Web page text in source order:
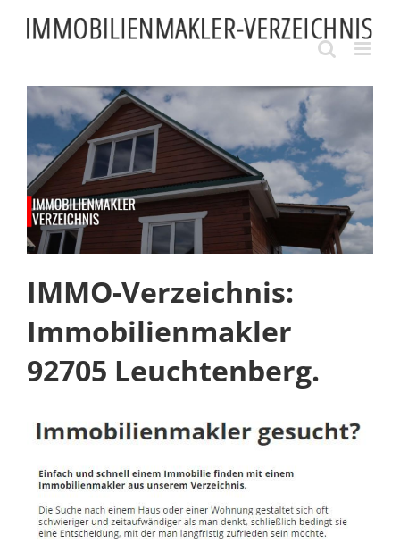
content
IMMO-Verzeichnis:
Immobilienmakler
92705 Leuchtenberg.